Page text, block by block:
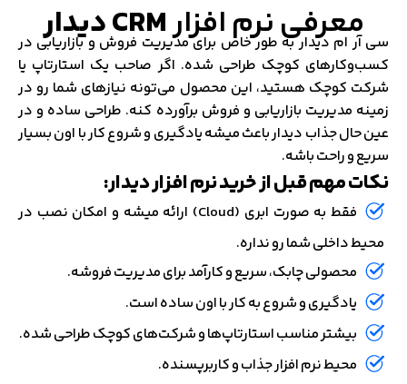
معرفی نرم افزارCRM دیدار
سی آر ام دیدار به طور خاص برای مدیریت فروش و بازاریابی در
کسب‌وکارهای کوچک طراحی شده. اگر صاحب یک استارتاپ یا
شرکت کوچک هستید، این محصول می‌تونه نیازهای شما رو در
زمینه مدیریت بازاریابی و فروش برآورده کنه. طراحی ساده و در
عین حال جذاب دیدار باعث میشه یادگیری و شروع کار با اون بسیار
سریع و راحت باشه.
نکات مهم قبل از خرید نرم‌ افزار دیدار:
فقط به صورت ابری (Cloud) ارائه میشه و امکان نصب در
محیط داخلی شما رو نداره.
محصولی چابک، سریع و کارآمد برای مدیریت فروشه.
یادگیری و شروع به کار با اون ساده است.
بیشتر مناسب استارتاپ‌ها و شرکت‌های کوچک طراحی شده.
محیط نرم‌ افزار جذاب و کاربرپسنده.